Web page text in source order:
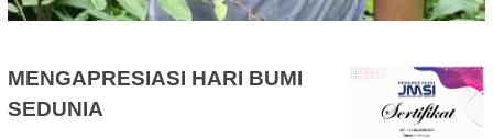
MENGAPRESIASI HARI BUMI
SEDUNIA